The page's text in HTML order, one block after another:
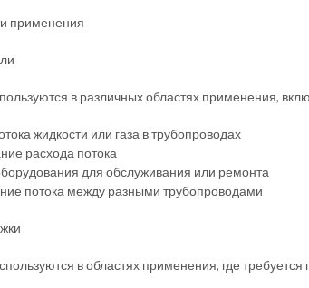
применения
в различных областях применения,
жидкости или газа в трубопроводах
расхода потока
для обслуживания или ремонта
потока между разными трубопроводами
в областях применения, где